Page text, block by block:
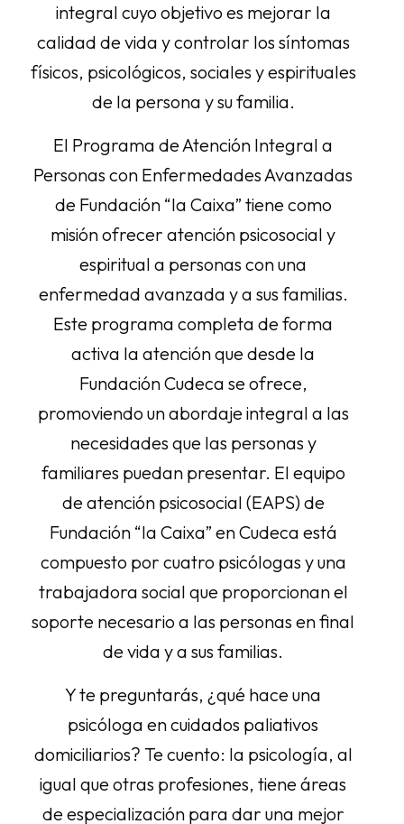
integral cuyo objetivo es mejorar la
calidad de vida y controlar los síntomas
físicos, psicológicos, sociales y espirituales
de la persona y su familia.
El Programa de Atención Integral a
Personas con Enfermedades Avanzadas
de Fundación “la Caixa” tiene como
misión ofrecer atención psicosocial y
espiritual a personas con una
enfermedad avanzada y a sus familias.
Este programa completa de forma
activa la atención que desde la
Fundación Cudeca se ofrece,
promoviendo un abordaje integral a las
necesidades que las personas y
familiares puedan presentar. El equipo
de atención psicosocial (EAPS) de
Fundación “la Caixa” en Cudeca está
compuesto por cuatro psicólogas y una
trabajadora social que proporcionan el
soporte necesario a las personas en final
de vida y a sus familias.
Y te preguntarás, ¿qué hace una
psicóloga en cuidados paliativos
domiciliarios? Te cuento: la psicología, al
igual que otras profesiones, tiene áreas
de especialización para dar una mejor